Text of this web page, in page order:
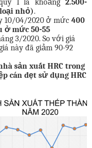
I là khoảng 2.500-
loại nhỏ).
10/04/2020 ở mức 400
ởmức 50-55
3/2020. So với giá
này đã giảm 90-92
sản xuất HRC trong
cán dẹt sử dụng HRC